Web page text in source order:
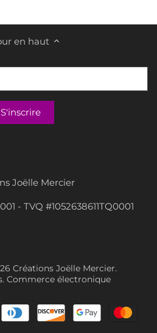
en haut
Joëlle Mercier
- TVQ #1052638611TQ0001
Créations Joëlle Mercier.
. Commerce électronique